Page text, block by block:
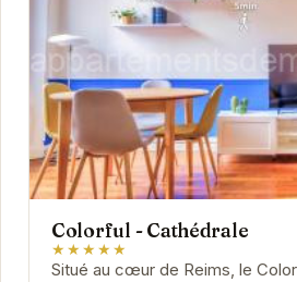
Colorful - Cathédrale
★★★★★
Situé au cœur de Reims, le